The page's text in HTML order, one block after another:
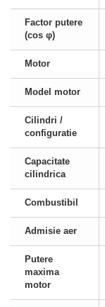
Factor putere
(cos φ)
Motor
Model motor
Cilindri /
configuratie
Capacitate
cilindrica
Combustibil
Admisie aer
Putere
maxima
motor